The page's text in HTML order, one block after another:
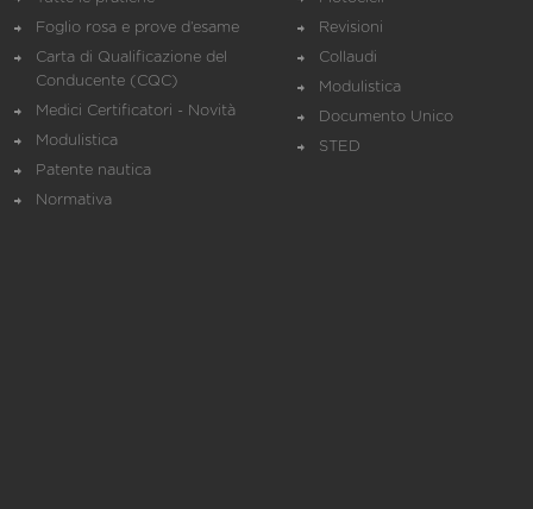
Foglio rosa e prove d’esame
Carta di Qualificazione del
Conducente (CQC)
Medici Certificatori - Novità
Modulistica
Patente nautica
Normativa
Revisioni
Collaudi
Modulistica
Documento Unico
STED